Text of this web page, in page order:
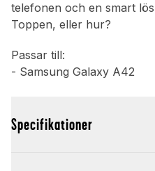
telefonen och en smart
Toppen, eller hur?
Passar till:
- Samsung Galaxy A42
Specifikationer